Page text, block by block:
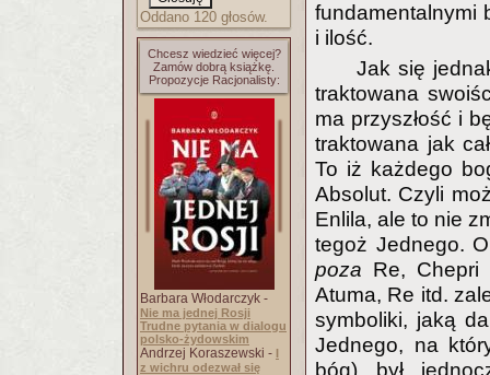
Oddano 120 głosów.
Chcesz wiedzieć więcej?
Zamów dobrą książkę.
Propozycje Racjonalisty:
Barbara Włodarczyk -
Nie ma jednej Rosji
Trudne pytania w dialogu
polsko-żydowskim
Andrzej Koraszewski - I
z wichru odezwał się
fundamentalnymi
i ilość.
Jak się
traktowana
ma przyszłość i
traktowana jak
To iż każdego
Absolut. Czyli
Enlila, ale to nie
tegoż Jednego.
poza Re, Chepri
Atuma, Re itd.
symboliki, jaką
Jednego, na
bóg) był